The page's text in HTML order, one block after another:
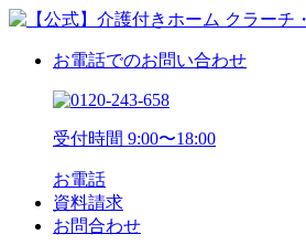
お電話でのお問い合わせ
受付時間 9:00〜18:00
お電話
資料請求
お問合わせ